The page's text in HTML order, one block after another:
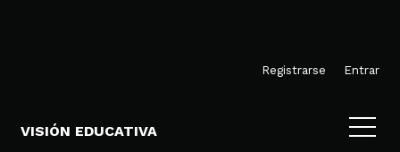
Registrarse Entrar
VISIÓN EDUCATIVA